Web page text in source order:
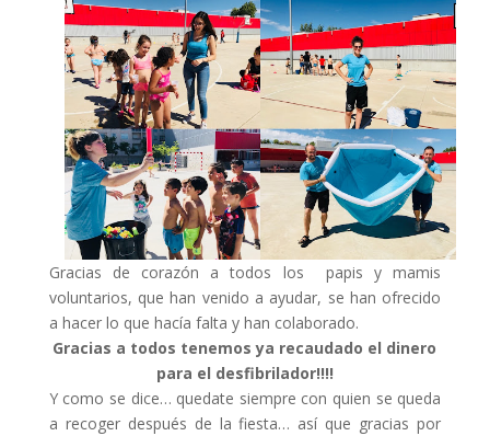
Gracias de corazón a todos los papis y mamis
voluntarios, que han venido a ayudar, se han ofrecido
a hacer lo que hacía falta y han colaborado.
Gracias a todos tenemos ya recaudado el dinero
para el desfibrilador!!!!
Y como se dice… quedate siempre con quien se queda
a recoger después de la fiesta… así que gracias por